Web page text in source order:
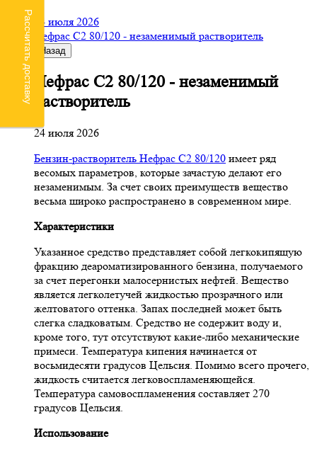
24 июля 2026
Нефрас С2 80/120 - незаменимый растворитель
Назад
Нефрас С2 80/120 - незаменимый
растворитель
24 июля 2026
Бензин-растворитель Нефрас С2 80/120 имеет ряд
весомых параметров, которые зачастую делают его
незаменимым. За счет своих преимуществ вещество
весьма широко распространено в современном мире.
Характеристики
Указанное средство представляет собой легкокипящую
фракцию деароматизированного бензина, получаемого
за счет перегонки малосернистых нефтей. Вещество
является легколетучей жидкостью прозрачного или
желтоватого оттенка. Запах последней может быть
слегка сладковатым. Средство не содержит воду и,
кроме того, тут отсутствуют какие-либо механические
примеси. Температура кипения начинается от
восьмидесяти градусов Цельсия. Помимо всего прочего,
жидкость считается легковоспламеняющейся.
Температура самовоспламенения составляет 270
градусов Цельсия.
Использование
Рассчитать доставку